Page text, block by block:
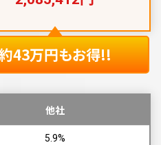
43万円もお得!!
他社
5.9%